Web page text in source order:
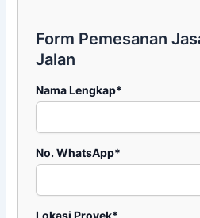
Form Pemesanan
Jalan
Nama Lengkap*
No. WhatsApp*
Lokasi Proyek*